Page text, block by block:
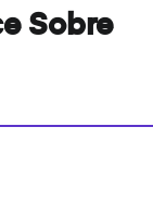
Sobre